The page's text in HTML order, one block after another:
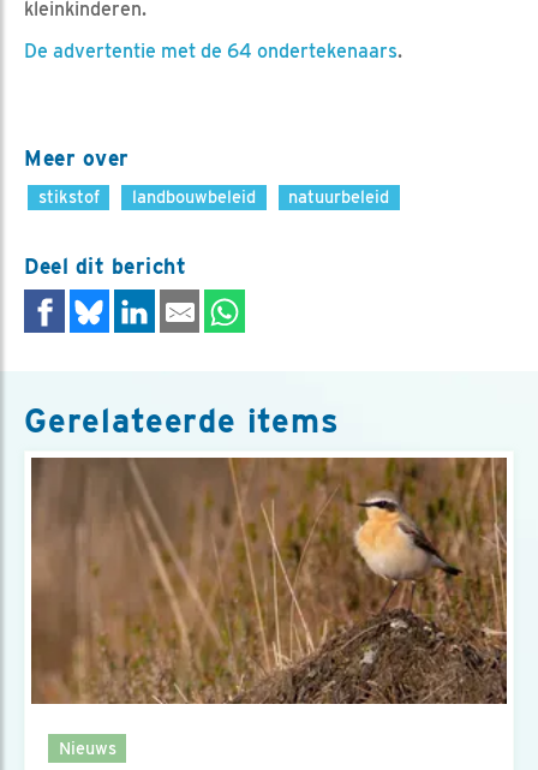
kleinkinderen.
De advertentie met de 64 ondertekenaars.
Meer over
stikstof landbouwbeleid natuurbeleid
Deel dit bericht
Gerelateerde items
Nieuws